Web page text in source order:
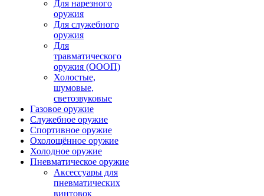
Для нарезного
оружия
Для служебного
оружия
Для
травматического
оружия (ОООП)
Холостые,
шумовые,
светозвуковые
Газовое оружие
Служебное оружие
Спортивное оружие
Охолощённое оружие
Холодное оружие
Пневматическое оружие
Аксессуары для
пневматических
винтовок